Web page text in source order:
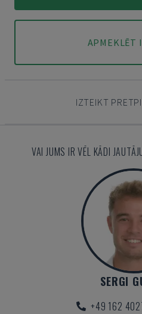
APMEKLĒT
IZTEIKT
VAI JUMS IR VĒL KĀDI
SERGI
+49 162